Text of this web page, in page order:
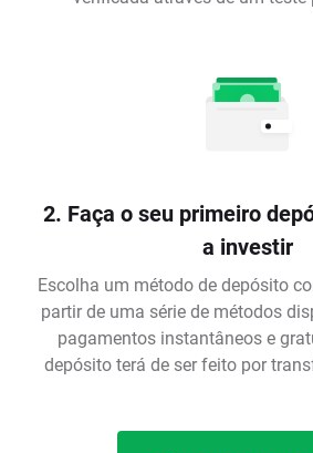
2. Faça o seu primeiro
a investir
Escolha um método de depósito
partir de uma série de métodos
pagamentos instantâneos e
depósito terá de ser feito por